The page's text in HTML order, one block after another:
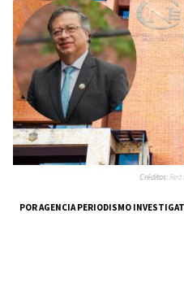
POR AGENCIA PERIODISMO
Créditos:Red